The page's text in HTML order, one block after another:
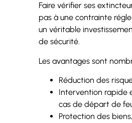
Faire vérifier ses
pas à une contrainte
un véritable
de sécurité.
Les avantages sont
Réduction des
Intervention rapide
cas de départ de
Protection des